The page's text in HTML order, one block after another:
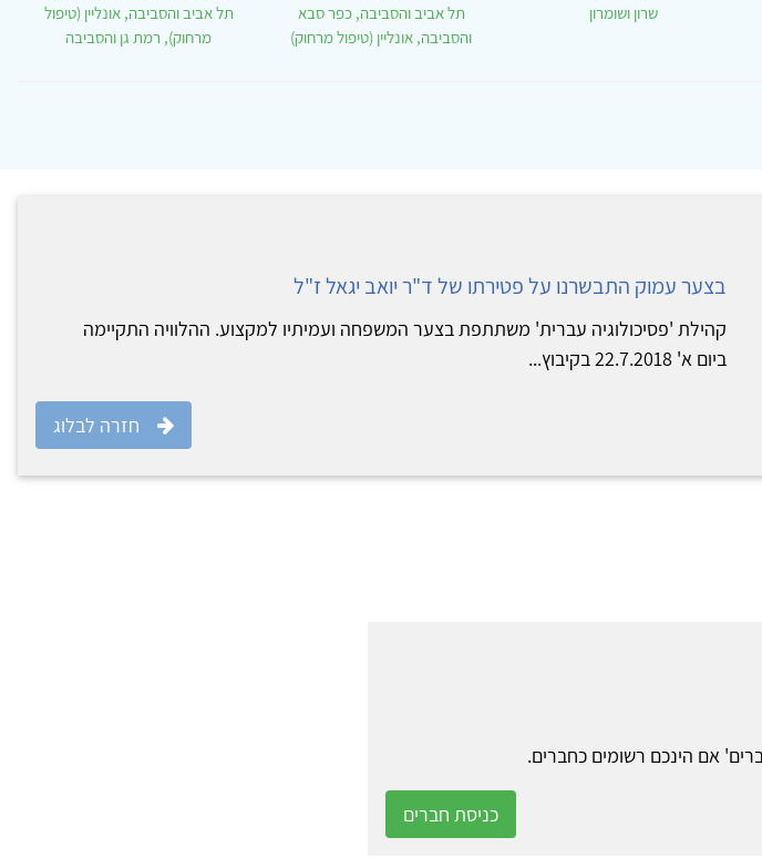
שרון ושומרון
תל אביב והסביבה, כפר סבא
והסביבה, אונליין (טיפול מרחוק)
תל אביב והסביבה, אונליין (טיפול
מרחוק), רמת גן והסביבה
בצער עמוק התבשרנו על פטירתו של ד"ר יואב יגאל ז"ל
קהילת 'פסיכולוגיה עברית' משתתפת בצער המשפחה ועמיתיו למקצוע. ההלוויה התקיימה
ביום א' 22.7.2018 בקיבוץ...
חזרה לבלוג
אם הינכם רשומים כחברים.
כניסת חברים